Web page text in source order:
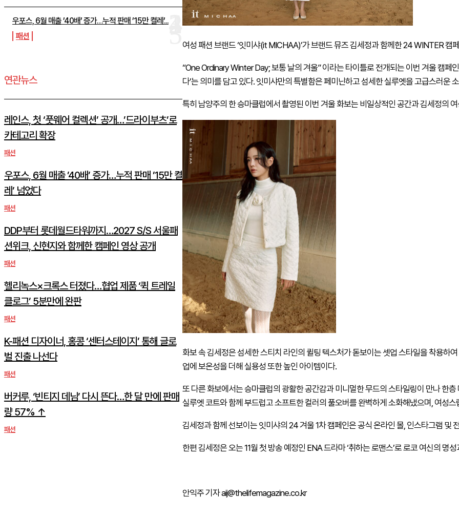
우포스, 6월 매출 ’40배’ 증가…누적 판매 ’15만 켤레’...
패션
연관뉴스
레인스, 첫 ‘풋웨어 컬렉션’ 공개…’드라이부츠’로
카테고리 확장
패션
우포스, 6월 매출 ’40배’ 증가…누적 판매 ’15만 켤
레’ 넘었다
패션
DDP부터 롯데월드타워까지…2027 S/S 서울패
션위크, 신현지와 함께한 캠페인 영상 공개
패션
헬리녹스×크록스 터졌다…협업 제품 ‘퀵 트레일
클로그’ 5분만에 완판
패션
K-패션 디자이너, 홍콩 ‘센터스테이지’ 통해 글로
벌 진출 나선다
패션
버커루, ‘빈티지 데님’ 다시 뜬다…한 달 만에 판매
량 57% ↑
패션
여성 패션 브랜드 ‘잇미샤(it MICHAA)’가 브랜드 뮤즈 김세정과 함께한 24 WINTER 캠
“One Ordinary Winter Day; 보통 날의 겨울” 이라는 타이틀로 전개되는 이번 겨울 캠페
다’는 의미를 담고 있다. 잇미샤만의 특별함은 페미닌하고 섬세한 실루엣을 고급스러운
특히 남양주의 한 승마클럽에서 촬영된 이번 겨울 화보는 비일상적인 공간과 김세정의
화보 속 김세정은 섬세한 스티치 라인의 퀼팅 텍스처가 돋보이는 셋업 스타일을 착용하
업에 보온성을 더해 실용성 또한 높인 아이템이다.
또 다른 화보에서는 승마클럽의 광활한 공간감과 미니멀한 무드의 스타일링이 만나 한
실루엣 코트와 함께 부드럽고 소프트한 컬러의 풀오버를 완벽하게 소화해냈으며, 여성
김세정과 함께 선보이는 잇미샤의 24 겨울 1차 캠페인은 공식 온라인 몰, 인스타그램 및
한편 김세정은 오는 11월 첫 방송 예정인 ENA 드라마 ‘취하는 로맨스’로 로코 여신의 명
안익주 기자 aij@thelifemagazine.co.kr